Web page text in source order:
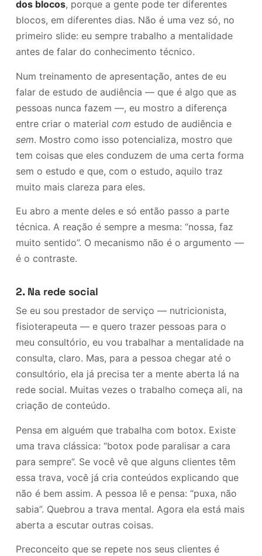
dos blocos, porque a gente pode ter diferentes
blocos, em diferentes dias. Não é uma vez só, no
primeiro slide: eu sempre trabalho a mentalidade
antes de falar do conhecimento técnico.
Num treinamento de apresentação, antes de eu
falar de estudo de audiência — que é algo que as
pessoas nunca fazem —, eu mostro a diferença
entre criar o material com estudo de audiência e
sem. Mostro como isso potencializa, mostro que
tem coisas que eles conduzem de uma certa forma
sem o estudo e que, com o estudo, aquilo traz
muito mais clareza para eles.
Eu abro a mente deles e só então passo a parte
técnica. A reação é sempre a mesma: “nossa, faz
muito sentido”. O mecanismo não é o argumento —
é o contraste.
2. Na rede social
Se eu sou prestador de serviço — nutricionista,
fisioterapeuta — e quero trazer pessoas para o
meu consultório, eu vou trabalhar a mentalidade na
consulta, claro. Mas, para a pessoa chegar até o
consultório, ela já precisa ter a mente aberta lá na
rede social. Muitas vezes o trabalho começa ali, na
criação de conteúdo.
Pensa em alguém que trabalha com botox. Existe
uma trava clássica: “botox pode paralisar a cara
para sempre”. Se você vê que alguns clientes têm
essa trava, você já cria conteúdos explicando que
não é bem assim. A pessoa lê e pensa: “puxa, não
sabia”. Quebrou a trava mental. Agora ela está mais
aberta a escutar outras coisas.
Preconceito que se repete nos seus clientes é